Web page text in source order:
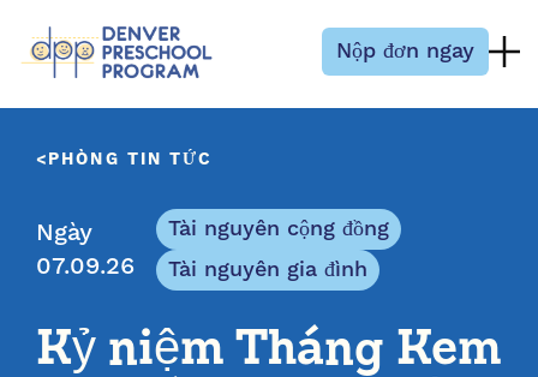
Nộp đơn ngay
PHÒNG TIN TỨC
Ngày
07.09.26
Tài nguyên cộng đồng
Tài nguyên gia đình
Kỷ niệm Tháng Kem